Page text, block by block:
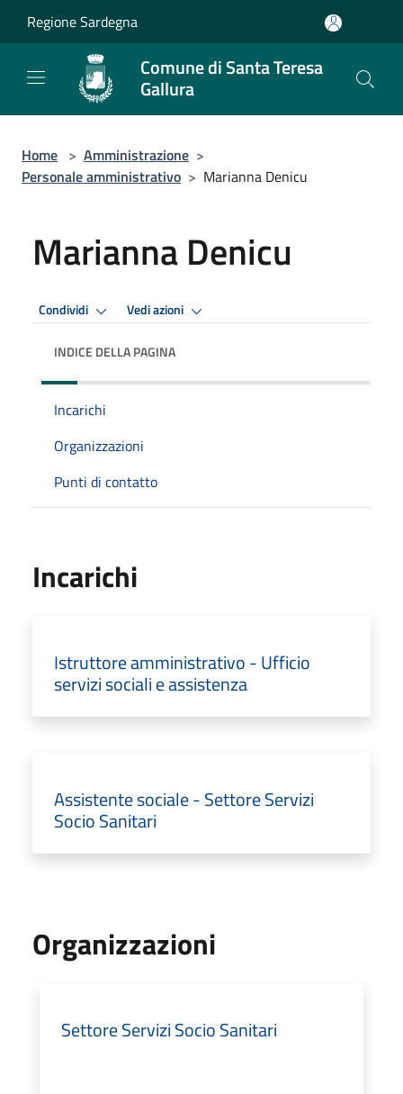
Regione Sardegna
Comune di Santa Teresa
Gallura
Home > Amministrazione >
Personale amministrativo > Marianna Denicu
Marianna Denicu
Condividi Vedi azioni
INDICE DELLA PAGINA
Incarichi
Organizzazioni
Punti di contatto
Incarichi
Istruttore amministrativo - Ufficio
servizi sociali e assistenza
Assistente sociale - Settore Servizi
Socio Sanitari
Organizzazioni
Settore Servizi Socio Sanitari